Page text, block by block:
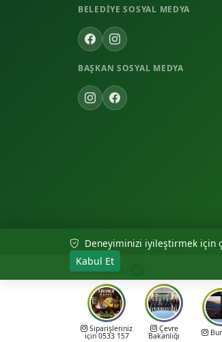
BELEDIYE SOSYAL MEDYA
BAŞKAN SOSYAL MEDYA
© 2026 Akıncılar Belediyesi — Tüm
Deneyiminizi iyileştirmek için
Kabul Et
Hikayeler
Siparişleriniz
için 0533 157
Çevre
Bakanlığı